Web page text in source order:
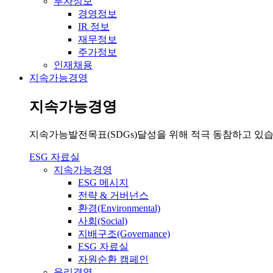
경영정보
IR 정보
재무정보
주가정보
인재채용
지속가능경영
지속가능경영
지속가능발전목표(SDGs)달성을 위해 적극 동참하고 있
ESG 자료실
지속가능경영
ESG 메시지
전략 & 거버넌스
환경(Environmental)
사회(Social)
지배구조(Governance)
ESG 자료실
자원순환 캠페인